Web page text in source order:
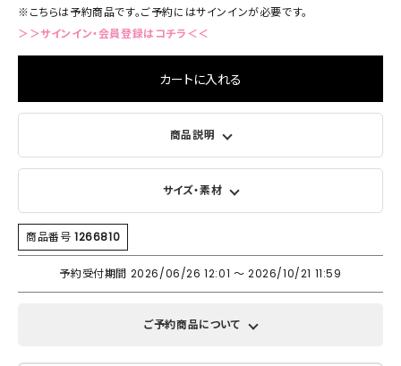
※こちらは予約商品です。ご予約にはサインインが必要です。
＞＞サインイン・会員登録はコチラ＜＜
カートに入れる
商品説明
サイズ・素材
商品番号 1266810
予約受付期間 2026/06/26 12:01 〜 2026/10/21 11:59
ご予約商品について